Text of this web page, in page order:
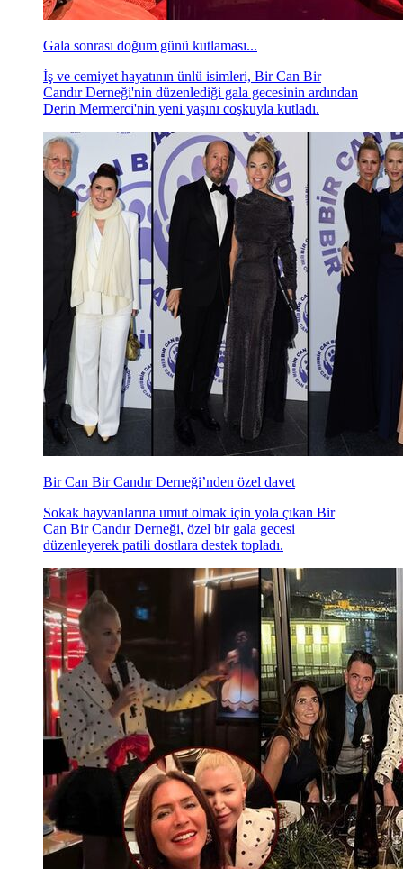
Gala sonrası doğum günü kutlaması...
İş ve cemiyet hayatının ünlü isimleri, Bir Can Bir
Candır Derneği'nin düzenlediği gala gecesinin ardından
Derin Mermerci'nin yeni yaşını coşkuyla kutladı.
Bir Can Bir Candır Derneği’nden özel davet
Sokak hayvanlarına umut olmak için yola çıkan Bir
Can Bir Candır Derneği, özel bir gala gecesi
düzenleyerek patili dostlara destek topladı.